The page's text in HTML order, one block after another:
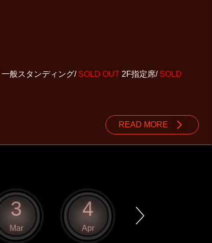
一般スタンディング/ SOLD OUT 2F指定席/ SOLD
READ MORE
3
Mar
4
Apr